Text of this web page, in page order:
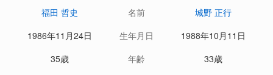
福田 哲史 名前
城野 正行
1986年11月24日
生年月日
1988年10月11日
35歳
年齢
33歳